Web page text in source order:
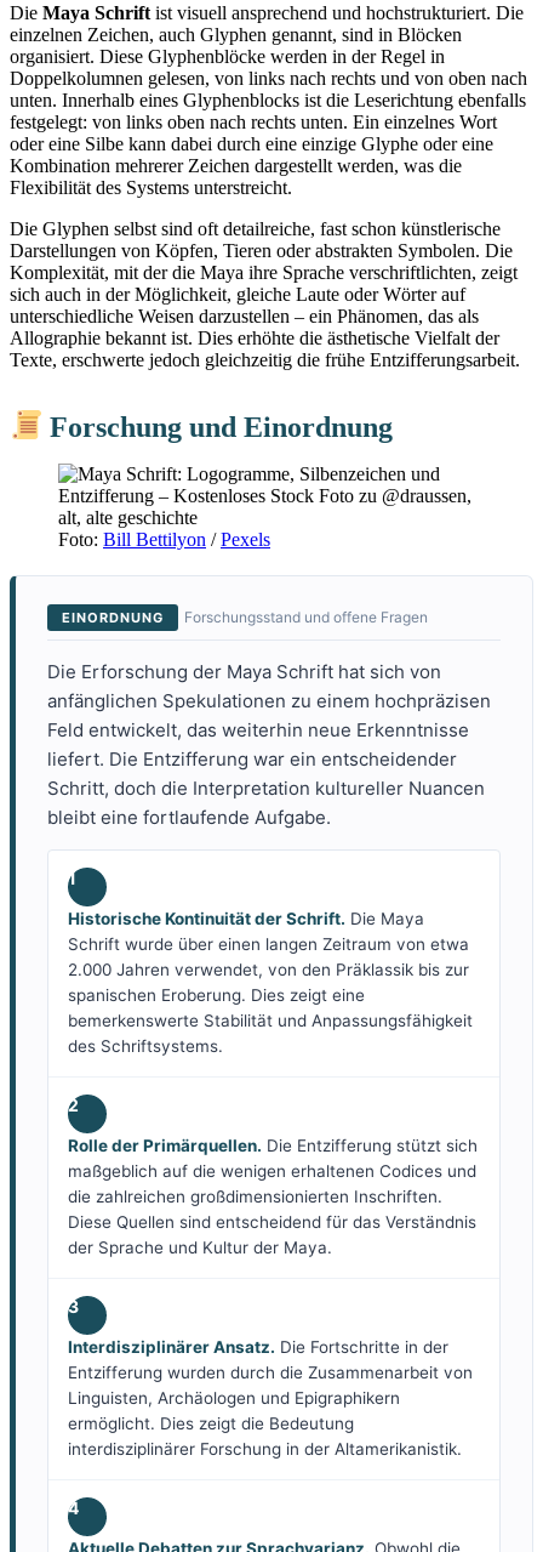
Die Maya Schrift ist visuell ansprechend und hochstrukturiert. Die
einzelnen Zeichen, auch Glyphen genannt, sind in Blöcken
organisiert. Diese Glyphenblöcke werden in der Regel in
Doppelkolumnen gelesen, von links nach rechts und von oben nach
unten. Innerhalb eines Glyphenblocks ist die Leserichtung ebenfalls
festgelegt: von links oben nach rechts unten. Ein einzelnes Wort
oder eine Silbe kann dabei durch eine einzige Glyphe oder eine
Kombination mehrerer Zeichen dargestellt werden, was die
Flexibilität des Systems unterstreicht.
Die Glyphen selbst sind oft detailreiche, fast schon künstlerische
Darstellungen von Köpfen, Tieren oder abstrakten Symbolen. Die
Komplexität, mit der die Maya ihre Sprache verschriftlichten, zeigt
sich auch in der Möglichkeit, gleiche Laute oder Wörter auf
unterschiedliche Weisen darzustellen – ein Phänomen, das als
Allographie bekannt ist. Dies erhöhte die ästhetische Vielfalt der
Texte, erschwerte jedoch gleichzeitig die frühe Entzifferungsarbeit.
Forschung und Einordnung
Foto: Bill Bettilyon /Pexels
EINORDNUNG Forschungsstand und offene Fragen
Die Erforschung der Maya Schrift hat sich von
anfänglichen Spekulationen zu einem hochpräzisen
Feld entwickelt, das weiterhin neue Erkenntnisse
liefert. Die Entzifferung war ein entscheidender
Schritt, doch die Interpretation kultureller Nuancen
bleibt eine fortlaufende Aufgabe.
1
Historische Kontinuität der Schrift. Die Maya
Schrift wurde über einen langen Zeitraum von etwa
2.000 Jahren verwendet, von den Präklassik bis zur
spanischen Eroberung. Dies zeigt eine
bemerkenswerte Stabilität und Anpassungsfähigkeit
des Schriftsystems.
2
Rolle der Primärquellen. Die Entzifferung stützt sich
maßgeblich auf die wenigen erhaltenen Codices und
die zahlreichen großdimensionierten Inschriften.
Diese Quellen sind entscheidend für das Verständnis
der Sprache und Kultur der Maya.
3
Interdisziplinärer Ansatz. Die Fortschritte in der
Entzifferung wurden durch die Zusammenarbeit von
Linguisten, Archäologen und Epigraphikern
ermöglicht. Dies zeigt die Bedeutung
interdisziplinärer Forschung in der Altamerikanistik.
4
Aktuelle Debatten zur Sprachvarianz. Obwohl die